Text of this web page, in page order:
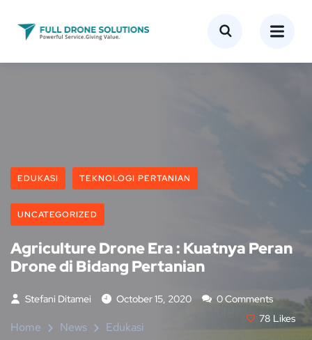
EDUKASI TEKNOLOGI PERTANIAN
UNCATEGORIZED
Agriculture Drone Era : Kuatnya Peran
Drone di Bidang Pertanian
Stefani Ditamei October 15, 2020
0 Comments
78 Likes
Home News
Edukasi